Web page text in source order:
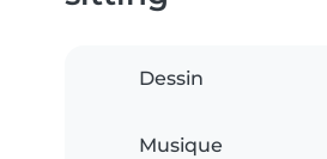
Dessin
Musique